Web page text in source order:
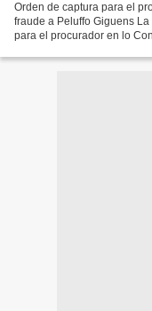
Orden de captura para el
fraude a Peluffo Giguens
para el procurador en lo